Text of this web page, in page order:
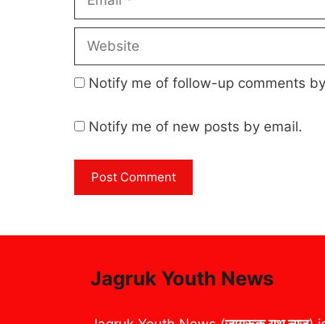
Website
Notify me of follow-up comments
Notify me of new posts by email.
Jagruk Youth News